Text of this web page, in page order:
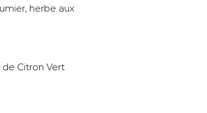
herbe aux
de Citron Vert